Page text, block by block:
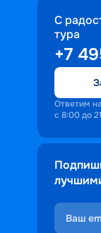
С
тура
+7
Ответим
с 8:00 до